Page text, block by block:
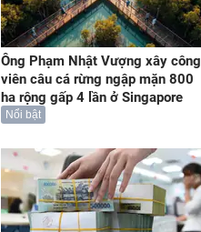
Ông Phạm Nhật Vượng xây công
viên câu cá rừng ngập mặn 800
ha rộng gấp 4 lần ở Singapore
Nổi bật